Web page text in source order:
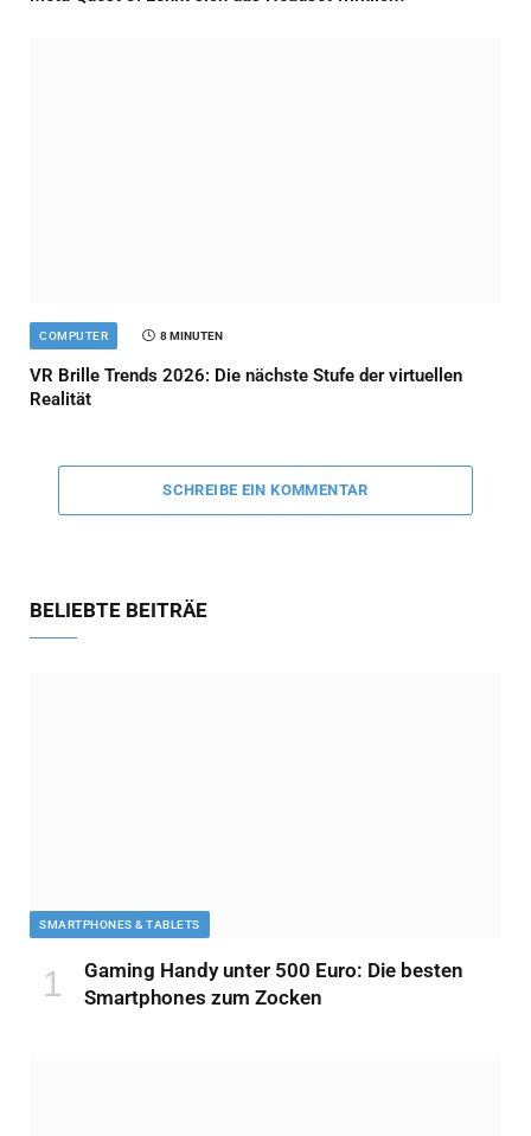
COMPUTER 8 MINUTEN
VR Brille Trends 2026: Die nächste Stufe der virtuellen
Realität
SCHREIBE EIN KOMMENTAR
BELIEBTE BEITRÄE
SMARTPHONES & TABLETS
Gaming Handy unter 500 Euro: Die besten
Smartphones zum Zocken